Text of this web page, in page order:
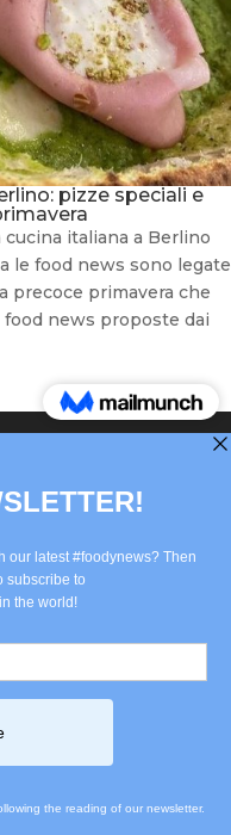
pizze speciali e
cucina italiana a Berlino
le food news sono legate
precoce primavera che
news proposte dai
2022 +49(0)30
Policy